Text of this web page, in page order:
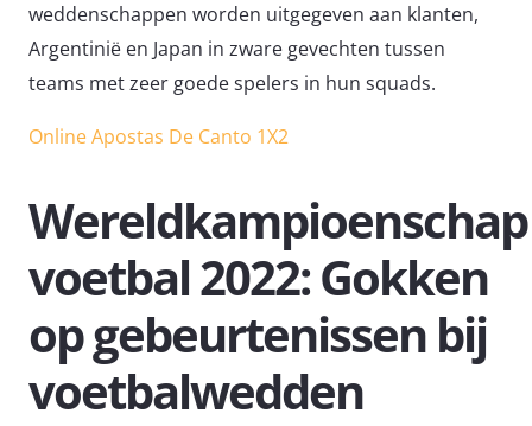
weddenschappen worden uitgegeven aan klanten,
Argentinië en Japan in zware gevechten tussen
teams met zeer goede spelers in hun squads.
Online Apostas De Canto 1X2
Wereldkampioenschap
voetbal 2022: Gokken
op gebeurtenissen bij
voetbalwedden